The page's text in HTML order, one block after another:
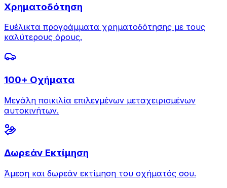
Χρηματοδότηση
Ευέλικτα προγράμματα χρηματοδότησης με τους
καλύτερους όρους.
100+ Οχήματα
Μεγάλη ποικιλία επιλεγμένων μεταχειρισμένων
αυτοκινήτων.
Δωρεάν Εκτίμηση
Άμεση και δωρεάν εκτίμηση του οχήματός σου.